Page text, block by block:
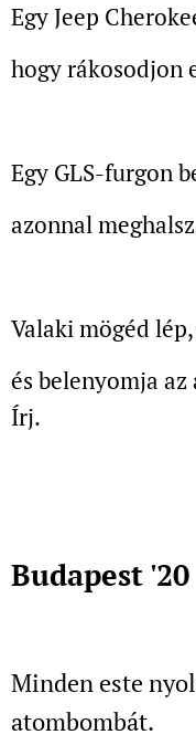
Egy Jeep
hogy rákosodjon
Egy GLS-furgon
azonnal
Valaki mögéd
és belenyomja
Írj.
Budapest '20
Minden este
atombombát.